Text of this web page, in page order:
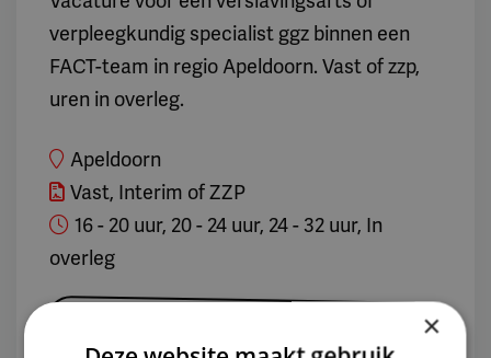
verpleegkundig specialist ggz binnen een
FACT-team in regio Apeldoorn. Vast of zzp,
uren in overleg.
Apeldoorn
Vast, Interim of ZZP
16 - 20 uur, 20 - 24 uur, 24 - 32 uur, In
overleg
×